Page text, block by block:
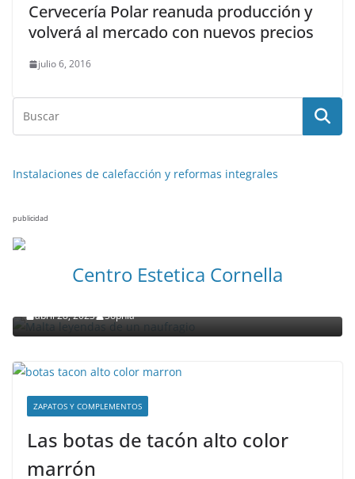
Cervecería Polar reanuda producción y
volverá al mercado con nuevos precios
julio 6, 2016
Instalaciones de calefacción y reformas integrales
publicidad
Centro Estetica Cornella
abril 28, 2023 Sophia
ZAPATOS Y COMPLEMENTOS
Las botas de tacón alto color
marrón